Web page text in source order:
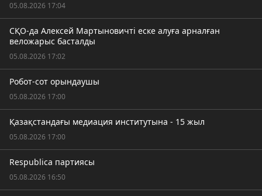
05.08.2026 17:04
СҚО-да Алексей Мартыновичті еске алуға арналған
веложарыс басталды
05.08.2026 17:02
Робот-сот орындаушы
05.08.2026 17:00
Қазақстандағы медиация институтына - 15 жыл
05.08.2026 17:00
Respublica партиясы
05.08.2026 16:50